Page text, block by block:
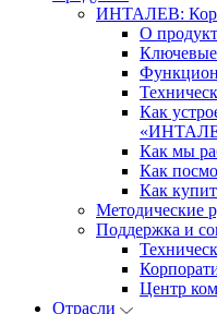
ИНТАЛЕВ:
О
Как
Как мы
Как
Как
Методические
Поддержка и
Центр
Отрасли